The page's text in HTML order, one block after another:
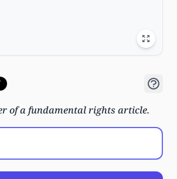
of a fundamental rights article.